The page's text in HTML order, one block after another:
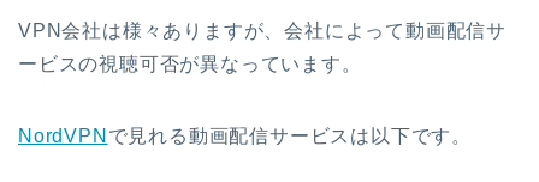
VPN会社は様々ありますが、会社によって動画配信サ
ービスの視聴可否が異なっています。
NordVPN で見れる動画配信サービスは以下です。